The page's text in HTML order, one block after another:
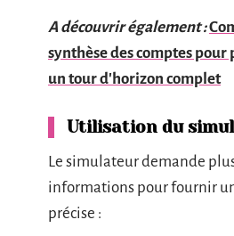
A découvrir également :
synthèse des comptes pour
un tour d'horizon complet
Utilisation du
Le simulateur demande
informations pour fournir
précise :